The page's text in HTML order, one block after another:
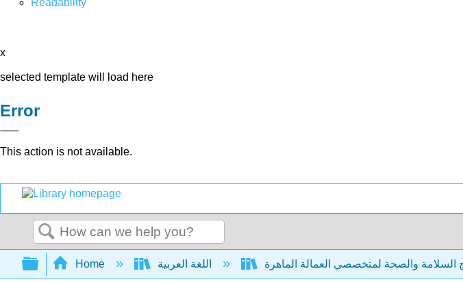
Readability
x
selected template will load here
Error
This action is not available.
Search
Expand/collapse global hierarchy
Home